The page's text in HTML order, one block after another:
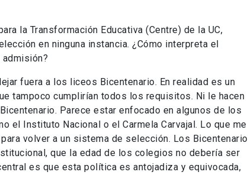
la Transformación Educativa (Centre) de la UC,
en ninguna instancia. ¿Cómo interpreta el
fuera a los liceos Bicentenario. En realidad es un
tampoco cumplirían todos los requisitos. Ni le hacen
Parece estar enfocado en algunos de los
el Instituto Nacional o el Carmela Carvajal. Lo que me
volver a un sistema de selección. Los Bicentenario
que la edad de los colegios no debería ser
es que esta política es antojadiza y equivocada,